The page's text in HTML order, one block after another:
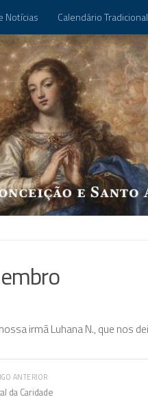
Notícias Calendário Tradicional
irmã Luhana N., que nos
ANTERIOR
da Caridade